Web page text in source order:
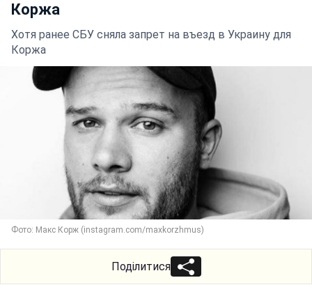
Коржа
Хотя ранее СБУ сняла запрет на въезд в Украину для
Коржа
Фото: Макс Корж (instagram.com/maxkorzhmus)
Поділитися